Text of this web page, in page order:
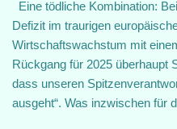
Eine tödliche Kombination:
Defizit im traurigen
Wirtschaftswachstum mit
Rückgang für 2025 überhaupt
dass unseren
ausgeht“. Was inzwischen für